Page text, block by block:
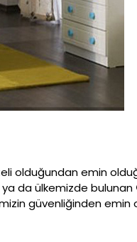
olduğundan emin
ya da ülkemizde bulunan
güvenliğinden emin